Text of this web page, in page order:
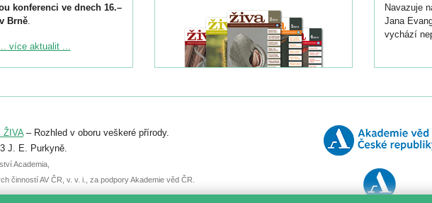
konferenci ve dnech 16.–
Brně.
ke konferenci
můžete do 6. září.
přednášky nebo
června.
více aktualit ...
Navazuje
Jana
vychází
ŽIVA– Rozhled v oboru veškeré přírody.
J. E. Purkyně.
Academia,
činností AV ČR, v. v. i., za podpory Akademie věd ČR.